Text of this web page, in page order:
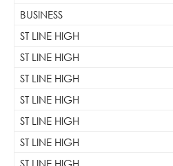
BUSINESS
ST LINE HIGH
ST LINE HIGH
ST LINE HIGH
ST LINE HIGH
ST LINE HIGH
ST LINE HIGH
ST LINE HIGH